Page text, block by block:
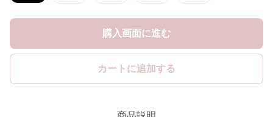
購入画面に進む
カートに追加する